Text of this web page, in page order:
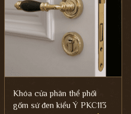
Khóa cửa phân thể phối
gốm sứ đen kiểu Ý PKC113